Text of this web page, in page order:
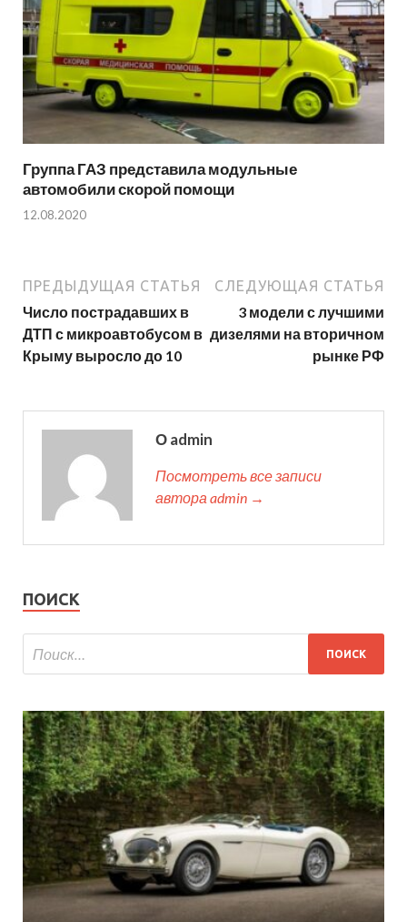
Группа ГАЗ представила модульные
автомобили скорой помощи
12.08.2020
ПРЕДЫДУЩАЯ СТАТЬЯ
Число пострадавших в
ДТП с микроавтобусом в
Крыму выросло до 10
СЛЕДУЮЩАЯ СТАТЬЯ
3 модели с лучшими
дизелями на вторичном
рынке РФ
О admin
Посмотреть все записи
автора admin →
ПОИСК